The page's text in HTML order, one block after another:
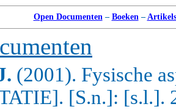
Open Documenten – Boeken –
(2001). Fysische
[S.n.]: [s.l.].